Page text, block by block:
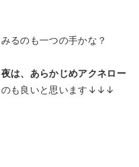
るのも一つの手かな？
は、あらかじめアクネロー
のも良いと思います↓↓↓